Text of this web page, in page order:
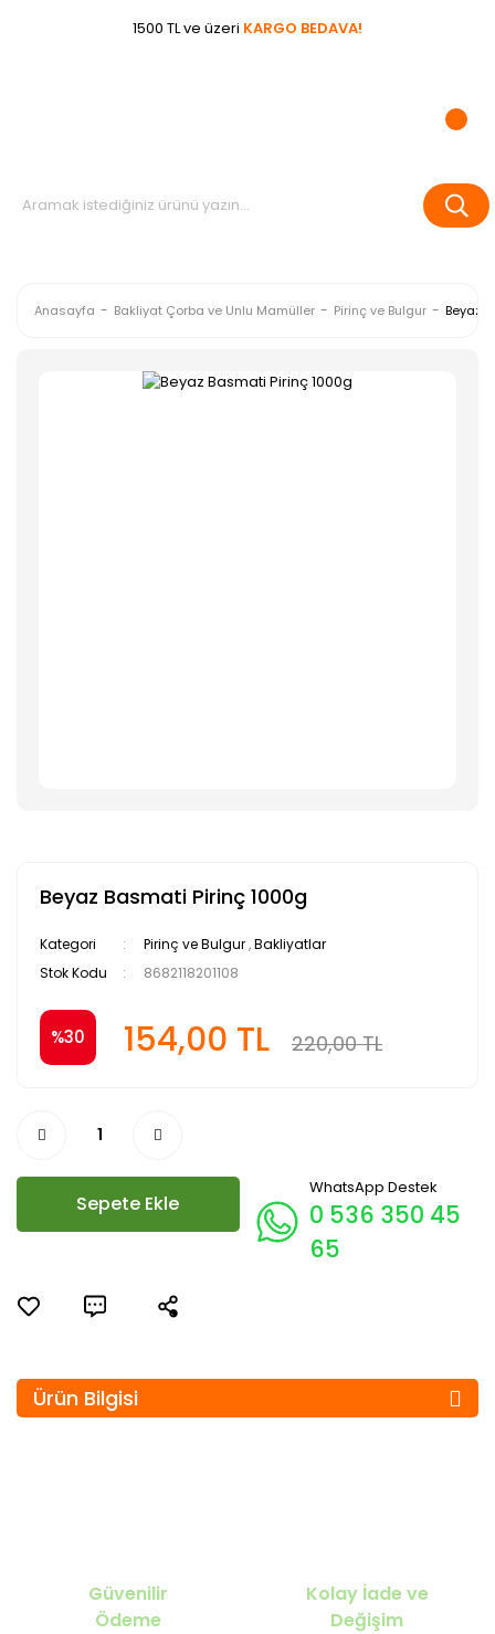
1500 TL ve üzeri KARGO BEDAVA!
Anasayfa Bakliyat Çorba ve Unlu Mamüller Pirinç ve Bulgur Beyaz
Beyaz Basmati Pirinç 1000g
Kategori Pirinç ve Bulgur,Bakliyatlar
Stok Kodu
8682118201108
%30 154,00 TL 220,00 TL
Sepete Ekle
WhatsApp Destek
0 536 350 45
65
Ürün Bilgisi
Güvenilir
Ödeme
Kolay İade ve
Değişim